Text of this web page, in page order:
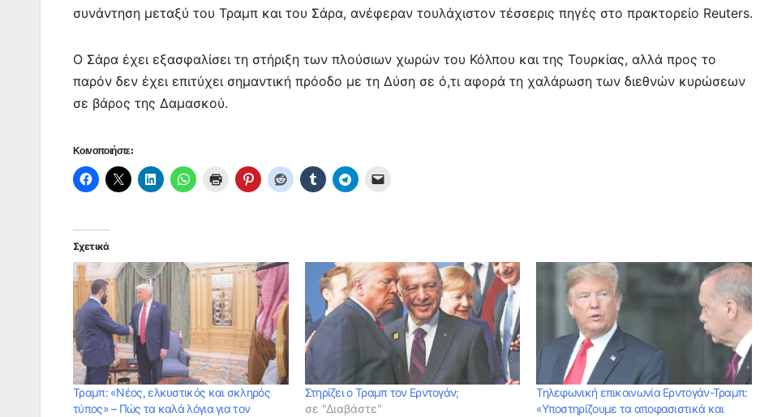
συνάντηση μεταξύ του Τραμπ και του Σάρα, ανέφεραν τουλάχιστον τέσσερις πηγές στο πρακτορείο Reuters.
Ο Σάρα έχει εξασφαλίσει τη στήριξη των πλούσιων χωρών του Κόλπου και της Τουρκίας, αλλά προς το
παρόν δεν έχει επιτύχει σημαντική πρόοδο με τη Δύση σε ό,τι αφορά τη χαλάρωση των διεθνών κυρώσεων
σε βάρος της Δαμασκού.
Κοινοποιήστε:
Σχετικά
Τραμπ: «Νέος, ελκυστικός και σκληρός
τύπος» – Πώς τα καλά λόγια για τον
Στηρίζει ο Τραμπ τον Ερντογάν;
σε "Διαβάστε"
Τηλεφωνική επικοινωνία Ερντογάν-Τραμπ:
«Υποστηρίζουμε τα αποφασιστικά και